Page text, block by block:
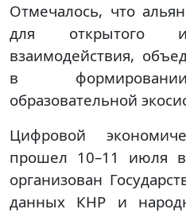
Отмечалось, что
для открытого и
взаимодействия,
в
образовательной
Цифровой
прошел 10–11 июля
организован
данных КНР и